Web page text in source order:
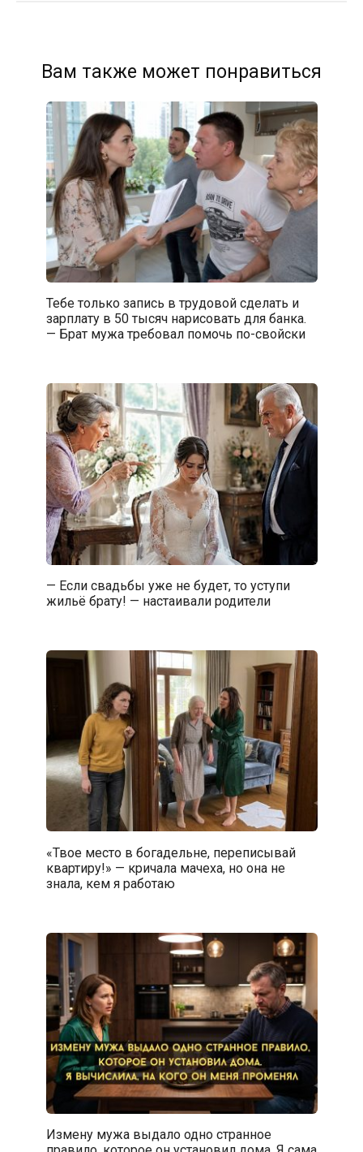
Вам также может понравиться
Тебе только запись в трудовой сделать и
зарплату в 50 тысяч нарисовать для банка.
— Брат мужа требовал помочь по-свойски
— Если свадьбы уже не будет, то уступи
жильё брату! — настаивали родители
«Твое место в богадельне, переписывай
квартиру!» — кричала мачеха, но она не
знала, кем я работаю
Измену мужа выдало одно странное